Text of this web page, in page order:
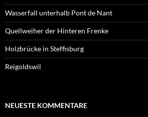
Wasserfall unterhalb Pont de Nant
Quellweiher der Hinteren Frenke
Holzbrücke in Steffisburg
Reigoldswil
NEUESTE KOMMENTARE